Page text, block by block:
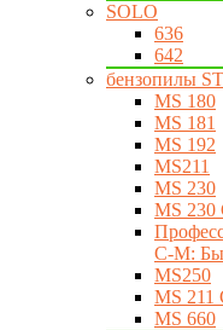
SOLO
636
642
бензопилы
MS 180
MS 181
MS 192
MS211
MS 230
MS 230
C-M:
MS250
MS 211
MS 660